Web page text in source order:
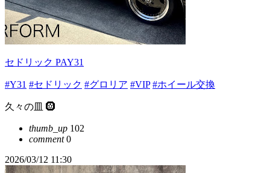
セドリック PAY31
#Y31 #セドリック #グロリア #VIP #ホイール交換
久々の皿 🛞
thumb_up 102
comment0
2026/03/12 11:30